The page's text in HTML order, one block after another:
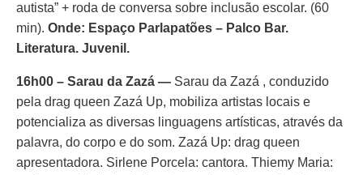
autista” + roda de conversa sobre inclusão escolar. (60
min). Onde: Espaço Parlapatões – Palco Bar.
Literatura. Juvenil.
16h00 – Sarau da Zazá — Sarau da Zazá , conduzido
pela drag queen Zazá Up, mobiliza artistas locais e
potencializa as diversas linguagens artísticas, através da
palavra, do corpo e do som. Zazá Up: drag queen
apresentadora. Sirlene Porcela: cantora. Thiemy Maria: